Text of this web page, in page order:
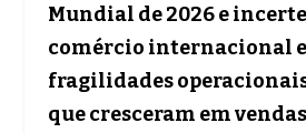
Mundial de 2026 e
comércio internacional
fragilidades
que cresceram em